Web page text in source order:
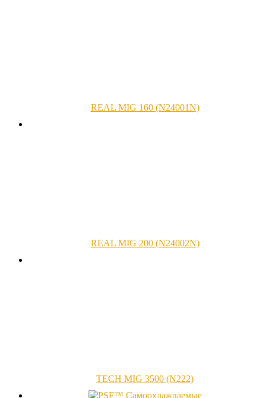
REAL MIG 160 (N24001N)
REAL MIG 200 (N24002N)
TECH MIG 3500 (N222)